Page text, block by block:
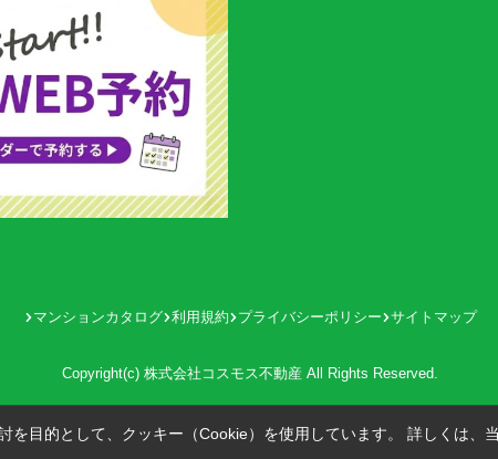
マンションカタログ 利用規約 プライバシーポリシー サイトマップ
Copyright(c) 株式会社コスモス不動産 All Rights Reserved.
目的として、クッキー（Cookie）を使用しています。 詳しくは、